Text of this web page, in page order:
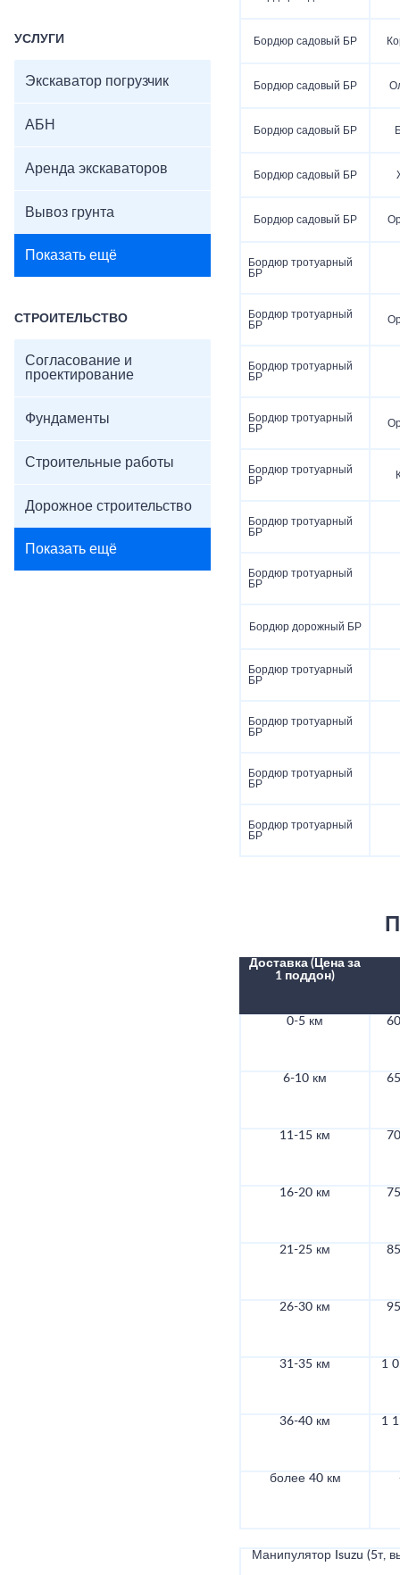
УСЛУГИ
Экскаватор погрузчик
АБН
Аренда экскаваторов
Вывоз грунта
Показать ещё
СТРОИТЕЛЬСТВО
Согласование и
проектирование
Фундаменты
Строительные работы
Дорожное строительство
Показать ещё
Бордюр садовый БР
Бордюр садовый БР
Бордюр садовый БР
Бордюр садовый БР
Бордюр садовый БР
Бордюр тротуарный
БР
Бордюр тротуарный
БР
Бордюр тротуарный
БР
Бордюр тротуарный
БР
Бордюр тротуарный
БР
Бордюр тротуарный
БР
Бордюр тротуарный
БР
Бордюр дорожный БР
Бордюр тротуарный
БР
Бордюр тротуарный
БР
Бордюр тротуарный
БР
Бордюр тротуарный
БР
Доставка (Цена за
1 поддон)
0-5 км
6-10 км
11-15 км
16-20 км
21-25 км
26-30 км
31-35 км 1
36-40 км 1
более 40 км
Манипулятор Isuzu (5т,